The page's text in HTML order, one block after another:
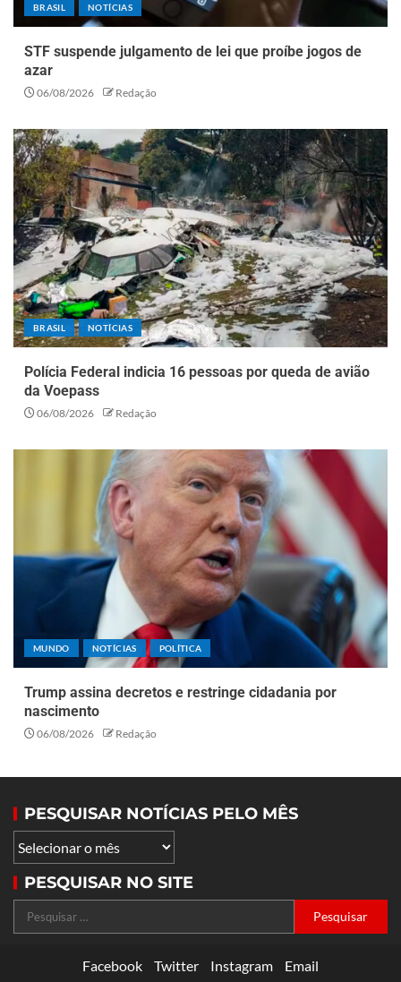
BRASIL NOTÍCIAS
STF suspende julgamento de lei que proíbe jogos de
azar
06/08/2026 Redação
BRASIL NOTÍCIAS
Polícia Federal indicia 16 pessoas por queda de avião
da Voepass
06/08/2026 Redação
MUNDO NOTÍCIAS POLÍTICA
Trump assina decretos e restringe cidadania por
nascimento
06/08/2026 Redação
PESQUISAR NOTÍCIAS PELO MÊS
PESQUISAR NO SITE
Facebook Twitter Instagram Email